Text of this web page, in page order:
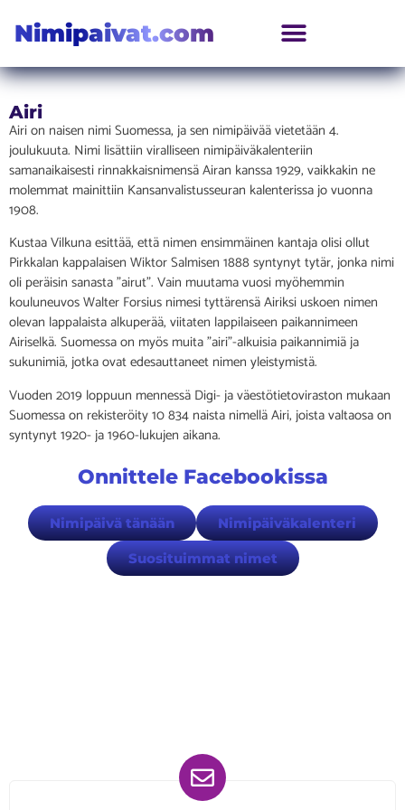
Nimipaivat.com
Airi
Airi on naisen nimi Suomessa, ja sen nimipäivää vietetään 4.
joulukuuta. Nimi lisättiin viralliseen nimipäiväkalenteriin
samanaikaisesti rinnakkaisnimensä Airan kanssa 1929, vaikkakin ne
molemmat mainittiin Kansanvalistusseuran kalenterissa jo vuonna
1908.
Kustaa Vilkuna esittää, että nimen ensimmäinen kantaja olisi ollut
Pirkkalan kappalaisen Wiktor Salmisen 1888 syntynyt tytär, jonka nimi
oli peräisin sanasta ”airut”. Vain muutama vuosi myöhemmin
kouluneuvos Walter Forsius nimesi tyttärensä Airiksi uskoen nimen
olevan lappalaista alkuperää, viitaten lappilaiseen paikannimeen
Airiselkä. Suomessa on myös muita ”airi”-alkuisia paikannimiä ja
sukunimiä, jotka ovat edesauttaneet nimen yleistymistä.
Vuoden 2019 loppuun mennessä Digi- ja väestötietoviraston mukaan
Suomessa on rekisteröity 10 834 naista nimellä Airi, joista valtaosa on
syntynyt 1920- ja 1960-lukujen aikana.
Onnittele Facebookissa
Nimipäivä tänään Nimipäiväkalenteri
Suosituimmat nimet